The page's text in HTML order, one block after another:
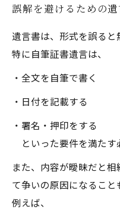
誤解を避けるための
遺言書は、形式を誤ると
特に自筆証書遺言は、
・全文を自筆で書く
・日付を記載する
・署名・押印をする
といった要件を満たす
また、内容が曖昧だと
て争いの原因になること
例えば、